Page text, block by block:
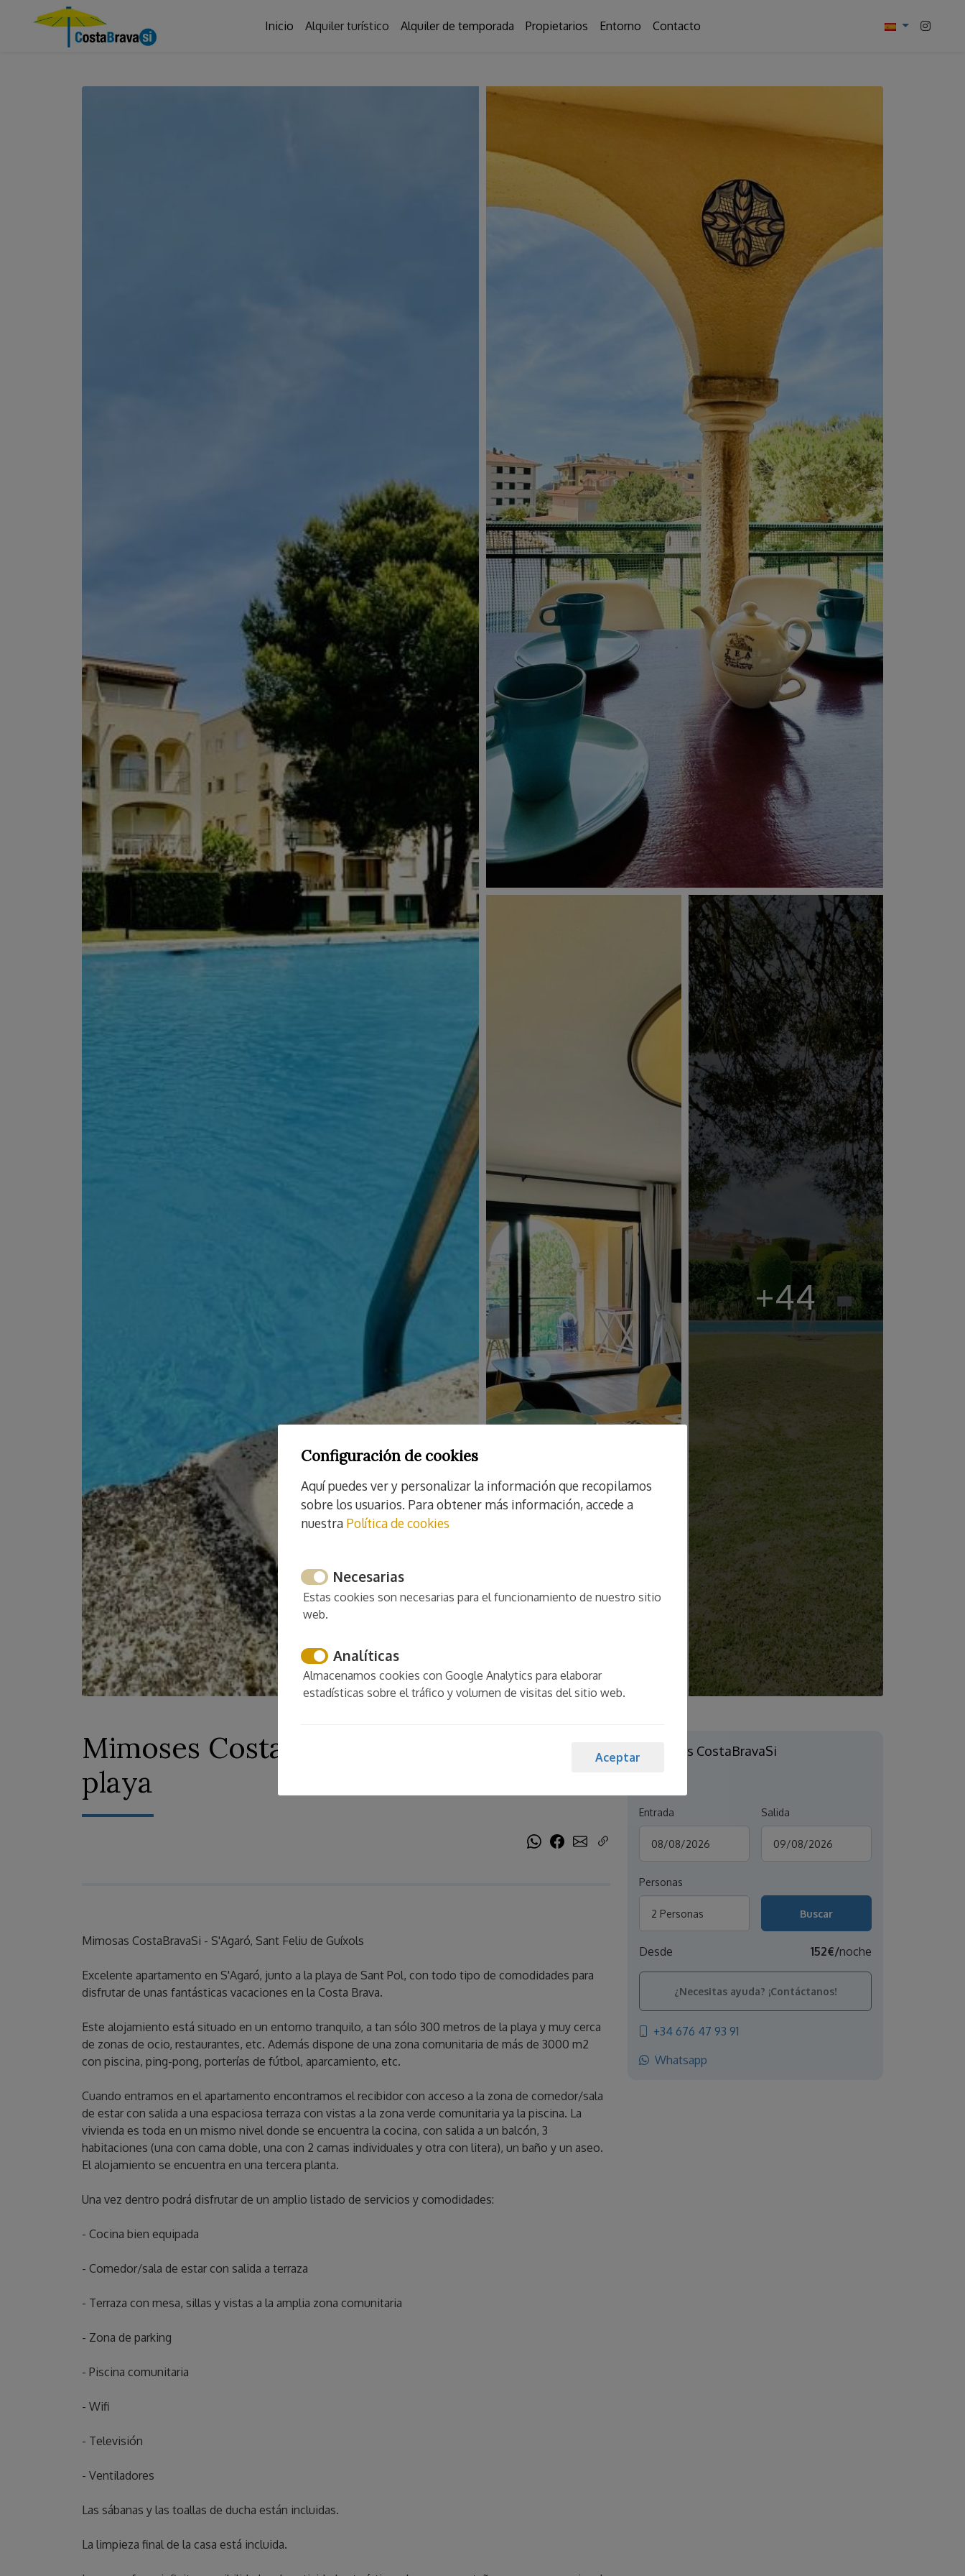
Inicio Alquiler turístico Alquiler de temporada Propietarios Entorno Contacto
+44
Mimoses CostaBravaSi - Piscina, jardín,
playa
Mimosas CostaBravaSi - S'Agaró, Sant Feliu de Guíxols
Excelente apartamento en S'Agaró, junto a la playa de Sant Pol, con todo tipo de comodidades para
disfrutar de unas fantásticas vacaciones en la Costa Brava.
Este alojamiento está situado en un entorno tranquilo, a tan sólo 300 metros de la playa y muy cerca
de zonas de ocio, restaurantes, etc. Además dispone de una zona comunitaria de más de 3000 m2
con piscina, ping-pong, porterías de fútbol, ​​aparcamiento, etc.
Cuando entramos en el apartamento encontramos el recibidor con acceso a la zona de comedor/sala
de estar con salida a una espaciosa terraza con vistas a la zona verde comunitaria ya la piscina. La
vivienda es toda en un mismo nivel donde se encuentra la cocina, con salida a un balcón, 3
habitaciones (una con cama doble, una con 2 camas individuales y otra con litera), un baño y un aseo.
El alojamiento se encuentra en una tercera planta.
Una vez dentro podrá disfrutar de un amplio listado de servicios y comodidades:
- Cocina bien equipada
- Comedor/sala de estar con salida a terraza
- Terraza con mesa, sillas y vistas a la amplia zona comunitaria
- Zona de parking
- Piscina comunitaria
- Wifi
- Televisión
- Ventiladores
Las sábanas y las toallas de ducha están incluidas.
La limpieza final de la casa está incluida.
Mimoses CostaBravaSi
Entrada Salida
Personas
2 Personas
Desde 152€/noche
¿Necesitas ayuda? ¡Contáctanos!
+34 676 47 93 91
Whatsapp
Configuración de cookies
Aquí puedes ver y personalizar la información que recopilamos
sobre los usuarios. Para obtener más información, accede a
nuestra Política de cookies
Necesarias
Estas cookies son necesarias para el funcionamiento de nuestro sitio
web.
Analíticas
Almacenamos cookies con Google Analytics para elaborar
estadísticas sobre el tráfico y volumen de visitas del sitio web.
Aceptar